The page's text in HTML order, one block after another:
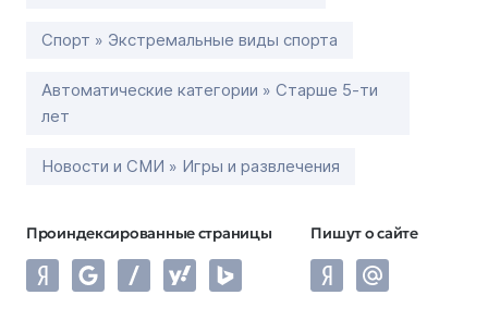
Спорт » Экстремальные виды спорта
Автоматические категории » Старше 5-ти
лет
Новости и СМИ » Игры и развлечения
Проиндексированные страницы Пишут о сайте